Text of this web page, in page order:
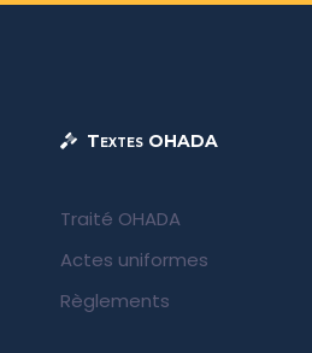
Textes OHADA
Traité OHADA
Actes uniformes
Règlements